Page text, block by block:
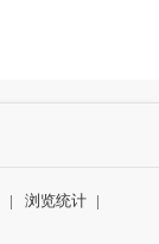
| 浏览统计 |